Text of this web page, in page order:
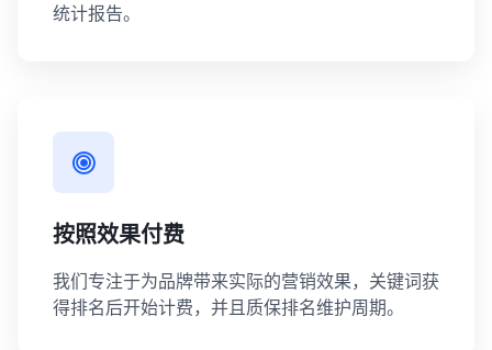
统计报告。
按照效果付费
我们专注于为品牌带来实际的营销效果，关键词获
得排名后开始计费，并且质保排名维护周期。